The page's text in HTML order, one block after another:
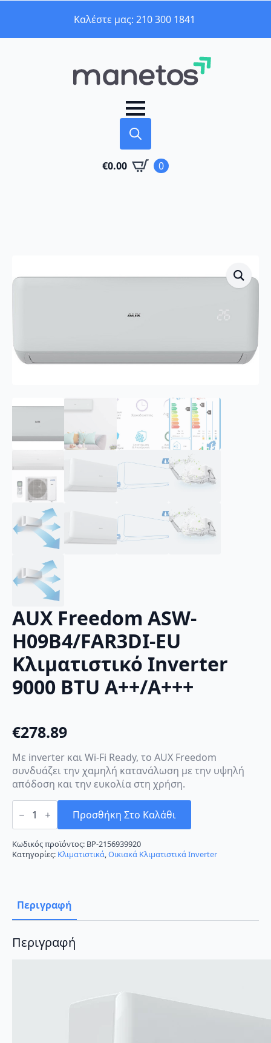
Καλέστε μας: 210 300 1841
for:
€0.00 0
AUX Freedom ASW-
H09B4/FAR3DI-EU
Κλιματιστικό Inverter
9000 BTU A++/A+++
€278.89
Με inverter και Wi-Fi Ready, το AUX Freedom
συνδυάζει την χαμηλή κατανάλωση με την υψηλή
απόδοση και την ευκολία στη χρήση.
AUX
Freedom
H09B4/FAR3DI-
EU
Κλιματιστικό
Inverter
ποσότητα
Προσθήκη Στο Καλάθι
Κωδικός προϊόντος: BP-2156939920
Κατηγορίες: Κλιματιστικά,Οικιακά Κλιματιστικά Inverter
Περιγραφή
Περιγραφή